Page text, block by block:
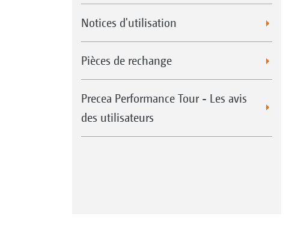
Notices d'utilisation
Pièces de rechange
Precea Performance Tour - Les avis
des utilisateurs